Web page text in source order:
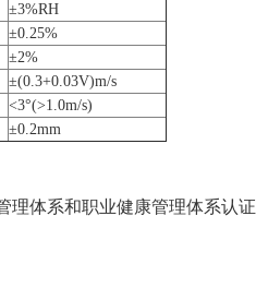
±3%RH
±0.25%
±2%
±(0.3+0.03V)m/s
<3°(>1.0m/s)
±0.2mm
体系和职业健康管理体系认证